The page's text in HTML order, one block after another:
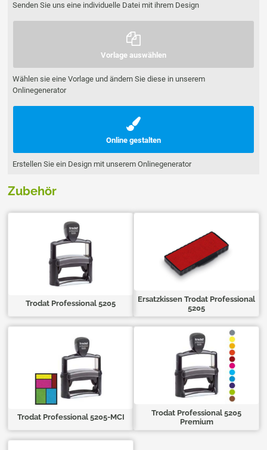
Senden Sie uns eine individuelle Datei mit ihrem Design
Vorlage auswählen
Wählen sie eine Vorlage und ändern Sie diese in unserem
Onlinegenerator
Online gestalten
Erstellen Sie ein Design mit unserem Onlinegenerator
Zubehör
Trodat Professional 5205
Ersatzkissen Trodat Professional
5205
Trodat Professional 5205-MCI
Trodat Professional 5205
Premium